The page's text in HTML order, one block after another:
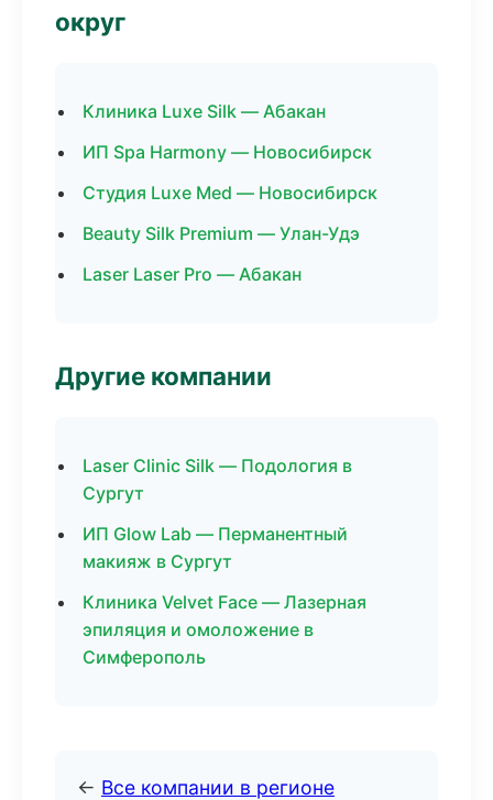
округ
Клиника Luxe Silk — Абакан
ИП Spa Harmony — Новосибирск
Студия Luxe Med — Новосибирск
Beauty Silk Premium — Улан-Удэ
Laser Laser Pro — Абакан
Другие компании
Laser Clinic Silk — Подология в
Сургут
ИП Glow Lab — Перманентный
макияж в Сургут
Клиника Velvet Face — Лазерная
эпиляция и омоложение в
Симферополь
← Все компании в регионе